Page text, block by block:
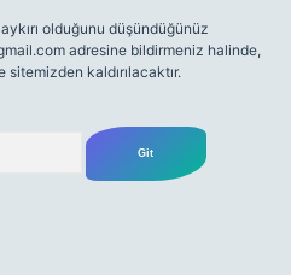
olduğunu düşündüğünüz
adresine bildirmeniz halinde,
kaldırılacaktır.